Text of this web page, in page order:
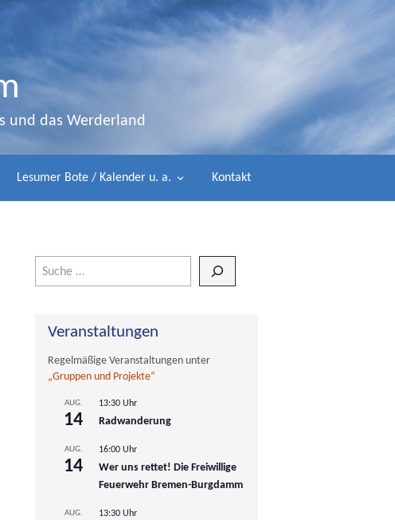
und das Werderland
Lesumer Bote / Kalender u. a. Kontakt
Veranstaltungen
Regelmäßige Veranstaltungen unter
„Gruppen und Projekte“
AUG.
14
13:30 Uhr
Radwanderung
AUG.
14
16:00 Uhr
Wer uns rettet! Die Freiwillige
Feuerwehr Bremen-Burgdamm
AUG. 13:30 Uhr